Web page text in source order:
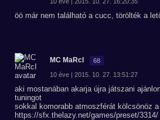
öö már nem található a cucc, törölték a
MC MaRcI 68
10 éve | 2015. 10. 27. 13:51:27
aki mostanában akarja újra játszani
tuningot
sokkal komorabb atmoszférát kölcsönöz
https://sfx.thelazy.net/games/preset/3314/